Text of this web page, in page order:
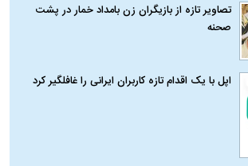
تصاویر تازه از بازیگران زن بامداد خمار در پشت
صحنه
اپل با یک اقدام تازه کاربران ایرانی را غافلگیر کرد